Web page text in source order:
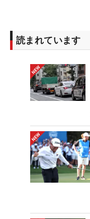
読まれています